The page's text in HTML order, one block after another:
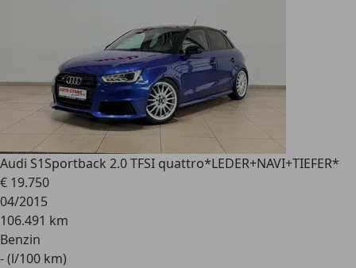
Audi S1Sportback 2.0 TFSI quattro*LEDER+NAVI+TIEFER*
€ 19.750
04/2015
106.491 km
Benzin
- (l/100 km)